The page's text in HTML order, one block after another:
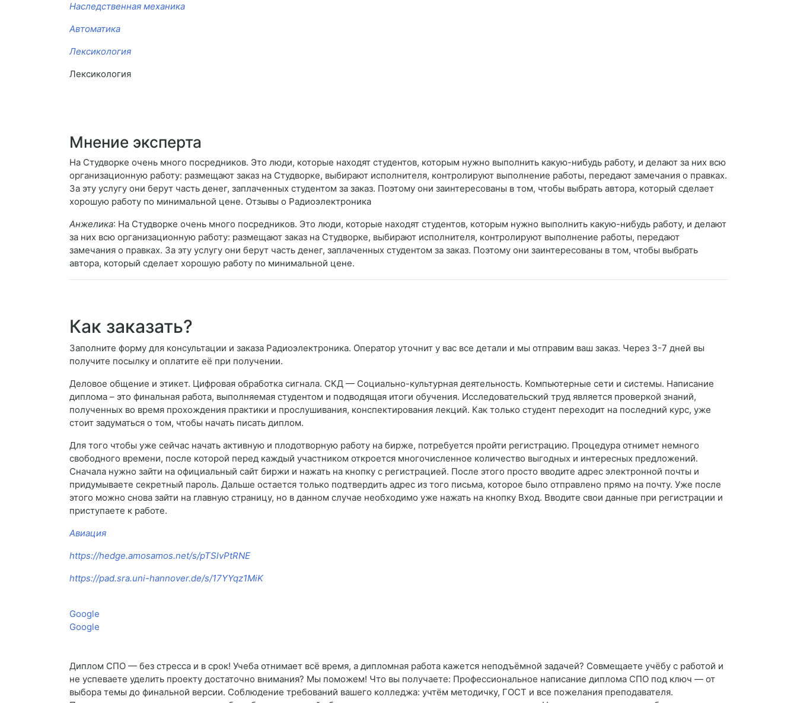
Наследственная механика
Автоматика
Лексикология
Лексикология
Мнение эксперта
На Студворке очень много посредников. Это люди, которые находят студентов, которым нужно выполнить какую-нибудь работу, и делают за них всю
организационную работу: размещают заказ на Студворке, выбирают исполнителя, контролируют выполнение работы, передают замечания о правках.
За эту услугу они берут часть денег, заплаченных студентом за заказ. Поэтому они заинтересованы в том, чтобы выбрать автора, который сделает
хорошую работу по минимальной цене. Отзывы о Радиоэлектроника
Анжелика: На Студворке очень много посредников. Это люди, которые находят студентов, которым нужно выполнить какую-нибудь работу, и делают
за них всю организационную работу: размещают заказ на Студворке, выбирают исполнителя, контролируют выполнение работы, передают
замечания о правках. За эту услугу они берут часть денег, заплаченных студентом за заказ. Поэтому они заинтересованы в том, чтобы выбрать
автора, который сделает хорошую работу по минимальной цене.
Как заказать?
Заполните форму для консультации и заказа Радиоэлектроника. Оператор уточнит у вас все детали и мы отправим ваш заказ. Через 3-7 дней вы
получите посылку и оплатите её при получении.
Деловое общение и этикет. Цифровая обработка сигнала. СКД — Социально-культурная деятельность. Компьютерные сети и системы. Написание
диплома – это финальная работа, выполняемая студентом и подводящая итоги обучения. Исследовательский труд является проверкой знаний,
полученных во время прохождения практики и прослушивания, конспектирования лекций. Как только студент переходит на последний курс, уже
стоит задуматься о том, чтобы начать писать диплом.
Для того чтобы уже сейчас начать активную и плодотворную работу на бирже, потребуется пройти регистрацию. Процедура отнимет немного
свободного времени, после которой перед каждый участником откроется многочисленное количество выгодных и интересных предложений.
Сначала нужно зайти на официальный сайт биржи и нажать на кнопку с регистрацией. После этого просто вводите адрес электронной почты и
придумываете секретный пароль. Дальше остается только подтвердить адрес из того письма, которое было отправлено прямо на почту. Уже после
этого можно снова зайти на главную страницу, но в данном случае необходимо уже нажать на кнопку Вход. Вводите свои данные при регистрации и
приступаете к работе.
Авиация
https://hedge.amosamos.net/s/pTSlvPtRNE
https://pad.sra.uni-hannover.de/s/17YYqz1MiK
Google
Google
Диплом СПО — без стресса и в срок! Учеба отнимает всё время, а дипломная работа кажется неподъёмной задачей? Совмещаете учёбу с работой и
не успеваете уделить проекту достаточно внимания? Мы поможем! Что вы получаете: Профессиональное написание диплома СПО под ключ — от
выбора темы до финальной версии. Соблюдение требований вашего колледжа: учтём методичку, ГОСТ и все пожелания преподавателя.